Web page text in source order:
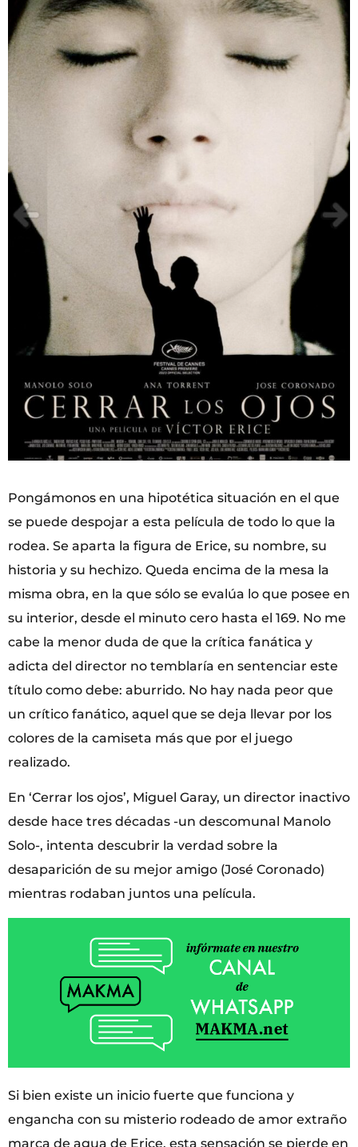
Pongámonos en una hipotética situación en el que
se puede despojar a esta película de todo lo que la
rodea. Se aparta la figura de Erice, su nombre, su
historia y su hechizo. Queda encima de la mesa la
misma obra, en la que sólo se evalúa lo que posee en
su interior, desde el minuto cero hasta el 169. No me
cabe la menor duda de que la crítica fanática y
adicta del director no temblaría en sentenciar este
título como debe: aburrido. No hay nada peor que
un crítico fanático, aquel que se deja llevar por los
colores de la camiseta más que por el juego
realizado.
En ‘Cerrar los ojos’, Miguel Garay, un director inactivo
desde hace tres décadas -un descomunal Manolo
Solo-, intenta descubrir la verdad sobre la
desaparición de su mejor amigo (José Coronado)
mientras rodaban juntos una película.
Si bien existe un inicio fuerte que funciona y
engancha con su misterio rodeado de amor extraño
marca de agua de Erice, esta sensación se pierde en